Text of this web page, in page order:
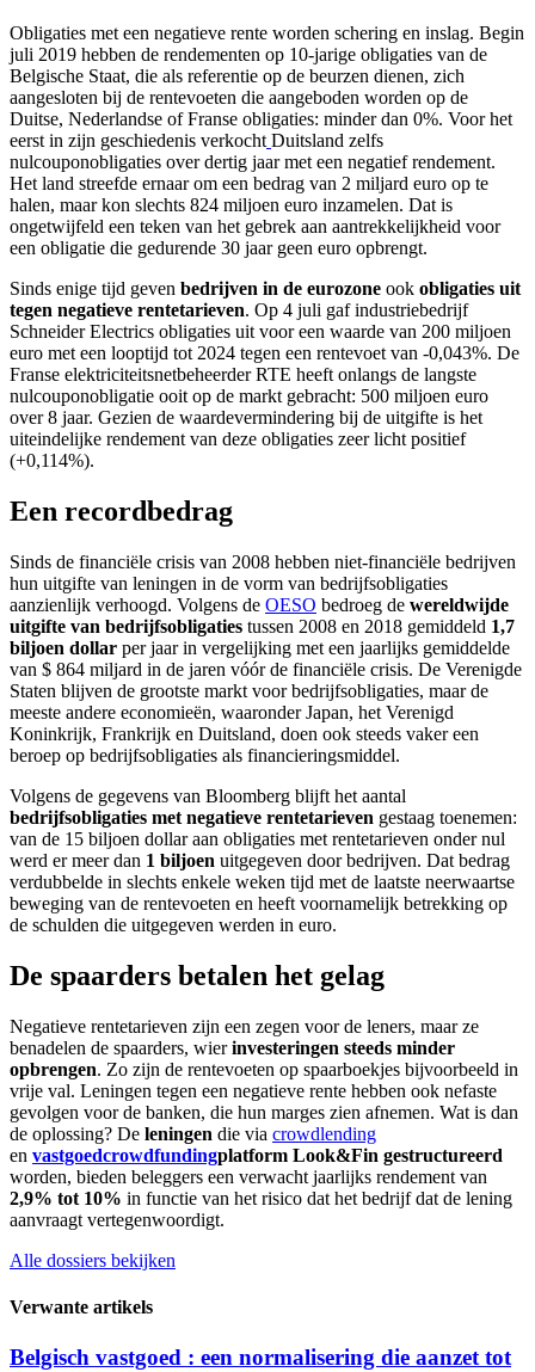
Obligaties met een negatieve rente worden schering en inslag. Begin
juli 2019 hebben de rendementen op 10-jarige obligaties van de
Belgische Staat, die als referentie op de beurzen dienen, zich
aangesloten bij de rentevoeten die aangeboden worden op de
Duitse, Nederlandse of Franse obligaties: minder dan 0%. Voor het
eerst in zijn geschiedenis verkocht Duitsland zelfs
nulcouponobligaties over dertig jaar met een negatief rendement.
Het land streefde ernaar om een bedrag van 2 miljard euro op te
halen, maar kon slechts 824 miljoen euro inzamelen. Dat is
ongetwijfeld een teken van het gebrek aan aantrekkelijkheid voor
een obligatie die gedurende 30 jaar geen euro opbrengt.
Sinds enige tijd geven bedrijven in de eurozone ook obligaties uit
tegen negatieve rentetarieven. Op 4 juli gaf industriebedrijf
Schneider Electrics obligaties uit voor een waarde van 200 miljoen
euro met een looptijd tot 2024 tegen een rentevoet van -0,043%. De
Franse elektriciteitsnetbeheerder RTE heeft onlangs de langste
nulcouponobligatie ooit op de markt gebracht: 500 miljoen euro
over 8 jaar. Gezien de waardevermindering bij de uitgifte is het
uiteindelijke rendement van deze obligaties zeer licht positief
(+0,114%).
Een recordbedrag
Sinds de financiële crisis van 2008 hebben niet-financiële bedrijven
hun uitgifte van leningen in de vorm van bedrijfsobligaties
aanzienlijk verhoogd. Volgens de OESO bedroeg de wereldwijde
uitgifte van bedrijfsobligaties tussen 2008 en 2018 gemiddeld 1,7
biljoen dollar per jaar in vergelijking met een jaarlijks gemiddelde
van $ 864 miljard in de jaren vóór de financiële crisis. De Verenigde
Staten blijven de grootste markt voor bedrijfsobligaties, maar de
meeste andere economieën, waaronder Japan, het Verenigd
Koninkrijk, Frankrijk en Duitsland, doen ook steeds vaker een
beroep op bedrijfsobligaties als financieringsmiddel.
Volgens de gegevens van Bloomberg blijft het aantal
bedrijfsobligaties met negatieve rentetarieven gestaag toenemen:
van de 15 biljoen dollar aan obligaties met rentetarieven onder nul
werd er meer dan 1 biljoen uitgegeven door bedrijven. Dat bedrag
verdubbelde in slechts enkele weken tijd met de laatste neerwaartse
beweging van de rentevoeten en heeft voornamelijk betrekking op
de schulden die uitgegeven werden in euro.
De spaarders betalen het gelag
Negatieve rentetarieven zijn een zegen voor de leners, maar ze
benadelen de spaarders, wierinvesteringen steeds minder
opbrengen. Zo zijn de rentevoeten op spaarboekjes bijvoorbeeld in
vrije val. Leningen tegen een negatieve rente hebben ook nefaste
gevolgen voor de banken, die hun marges zien afnemen. Wat is dan
de oplossing? De leningen die via crowdlending
en vastgoedcrowdfundingplatform Look&Fin gestructureerd
worden, bieden beleggers een verwacht jaarlijks rendement van
2,9% tot 10% in functie van het risico dat het bedrijf dat de lening
aanvraagt vertegenwoordigt.
Alle dossiers bekijken
Verwante artikels
Belgisch vastgoed : een normalisering die aanzet tot